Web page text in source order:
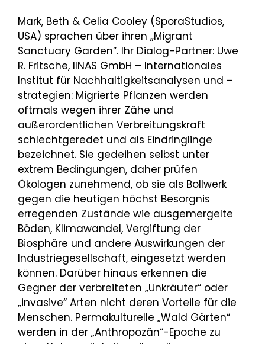
Mark, Beth & Celia Cooley (SporaStudios,
USA) sprachen über ihren „Migrant
Sanctuary Garden”. Ihr Dialog-Partner: Uwe
R. Fritsche, IINAS GmbH – Internationales
Institut für Nachhaltigkeitsanalysen und –
strategien: Migrierte Pflanzen werden
oftmals wegen ihrer Zähe und
außerordentlichen Verbreitungskraft
schlechtgeredet und als Eindringlinge
bezeichnet. Sie gedeihen selbst unter
extrem Bedingungen, daher prüfen
Ökologen zunehmend, ob sie als Bollwerk
gegen die heutigen höchst Besorgnis
erregenden Zustände wie ausgemergelte
Böden, Klimawandel, Vergiftung der
Biosphäre und andere Auswirkungen der
Industriegesellschaft, eingesetzt werden
können. Darüber hinaus erkennen die
Gegner der verbreiteten „Unkräuter“ oder
„invasive“ Arten nicht deren Vorteile für die
Menschen. Permakulturelle „Wald Gärten“
werden in der „Anthropozän“-Epoche zu